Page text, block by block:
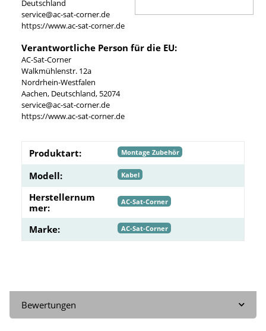
Deutschland
service@ac-sat-corner.de
https://www.ac-sat-corner.de
Verantwortliche Person für die EU:
AC-Sat-Corner
Walkmühlenstr. 12a
Nordrhein-Westfalen
Aachen, Deutschland, 52074
service@ac-sat-corner.de
https://www.ac-sat-corner.de
Produktart: Montage Zubehör
Modell: Kabel
Herstellernum
mer:
AC-Sat-Corner
Marke: AC-Sat-Corner
Bewertungen